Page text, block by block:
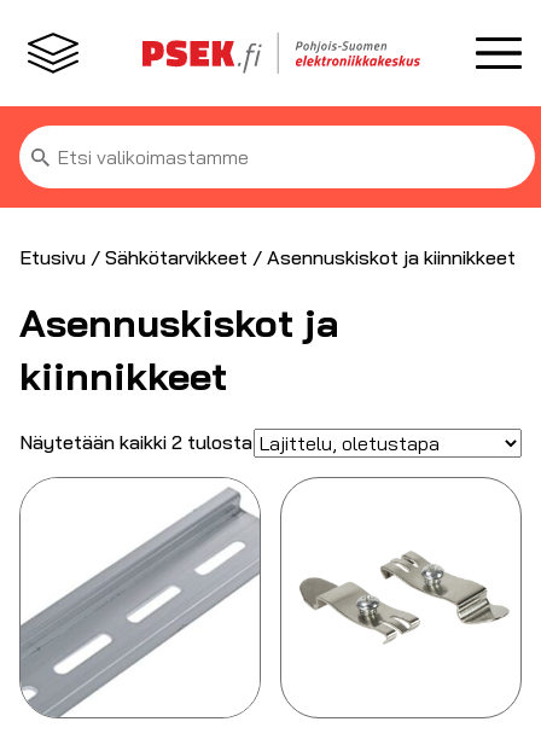
Etsi:
Etusivu / Sähkötarvikkeet / Asennuskiskot ja kiinnikkeet
Asennuskiskot ja
kiinnikkeet
Näytetään kaikki 2 tulosta